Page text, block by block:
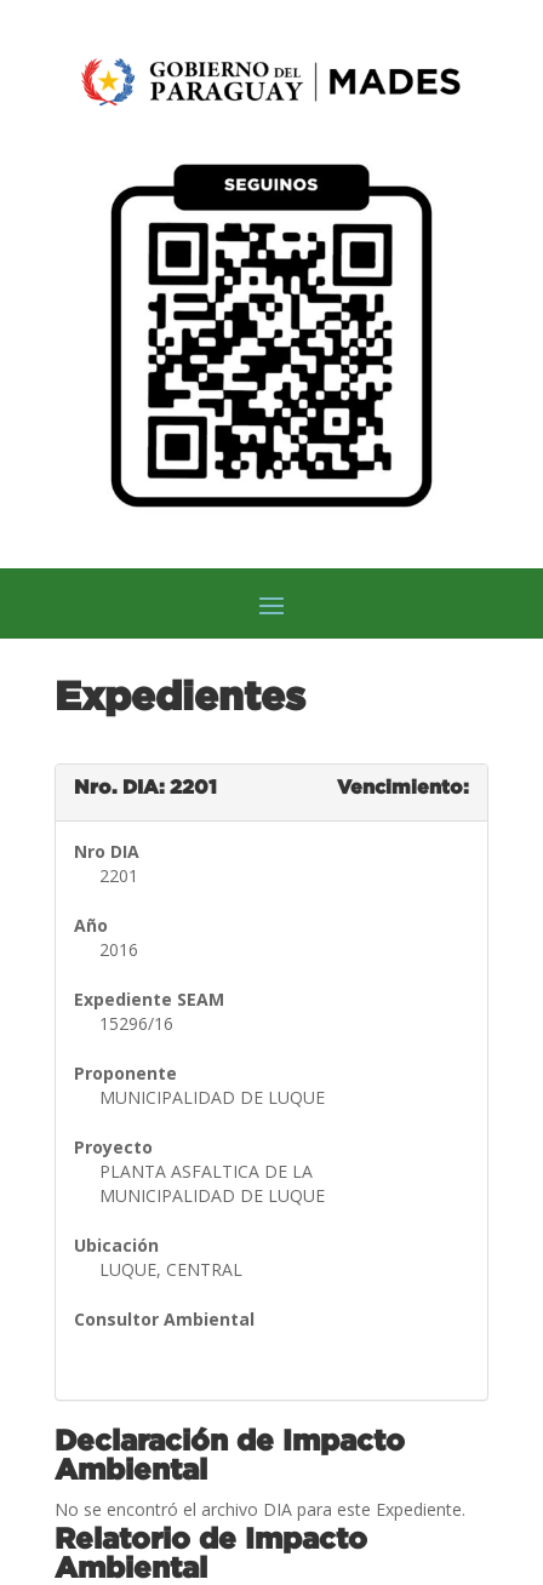
Expedientes
Nro. DIA: 2201 Vencimiento:
Nro DIA
2201
Año
2016
Expediente SEAM
15296/16
Proponente
MUNICIPALIDAD DE LUQUE
Proyecto
PLANTA ASFALTICA DE LA
MUNICIPALIDAD DE LUQUE
Ubicación
LUQUE, CENTRAL
Consultor Ambiental
Declaración de Impacto
Ambiental
No se encontró el archivo DIA para este Expediente.
Relatorio de Impacto
Ambiental